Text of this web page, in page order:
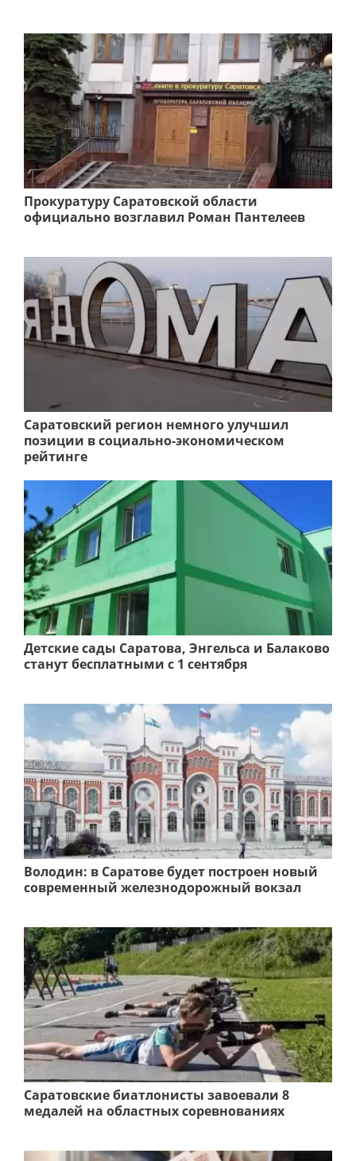
Прокуратуру Саратовской области
официально возглавил Роман Пантелеев
Саратовский регион немного улучшил
позиции в социально-экономическом
рейтинге
Детские сады Саратова, Энгельса и Балаково
станут бесплатными с 1 сентября
Володин: в Саратове будет построен новый
современный железнодорожный вокзал
Саратовские биатлонисты завоевали 8
медалей на областных соревнованиях